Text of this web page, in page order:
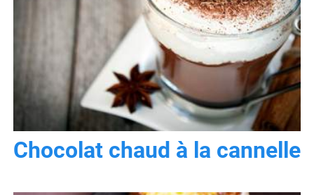
Chocolat chaud à la cannelle